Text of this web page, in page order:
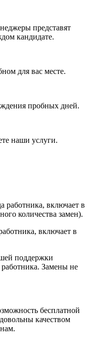
представят
кандидате.
для вас месте.
пробных дней.
наши услуги.
работника, включает в
количества замен).
включает в
поддержки
Замены не
бесплатной
качеством